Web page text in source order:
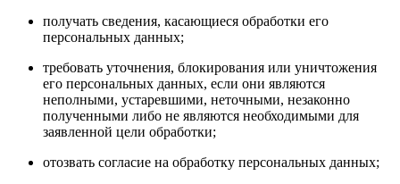
получать сведения, касающиеся обработки его
персональных данных;
требовать уточнения, блокирования или уничтожения
его персональных данных, если они являются
неполными, устаревшими, неточными, незаконно
полученными либо не являются необходимыми для
заявленной цели обработки;
отозвать согласие на обработку персональных данных;